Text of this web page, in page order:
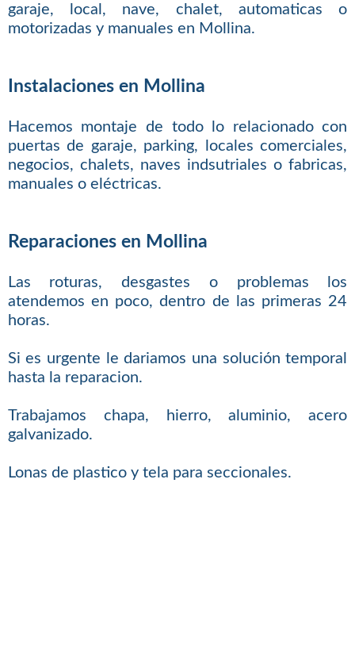
garaje, local, nave, chalet, automaticas o
motorizadas y manuales en Mollina.
Instalaciones en Mollina
Hacemos montaje de todo lo relacionado con
puertas de garaje, parking, locales comerciales,
negocios, chalets, naves indsutriales o fabricas,
manuales o eléctricas.
Reparaciones en Mollina
Las roturas, desgastes o problemas los
atendemos en poco, dentro de las primeras 24
horas.
Si es urgente le dariamos una solución temporal
hasta la reparacion.
Trabajamos chapa, hierro, aluminio, acero
galvanizado.
Lonas de plastico y tela para seccionales.